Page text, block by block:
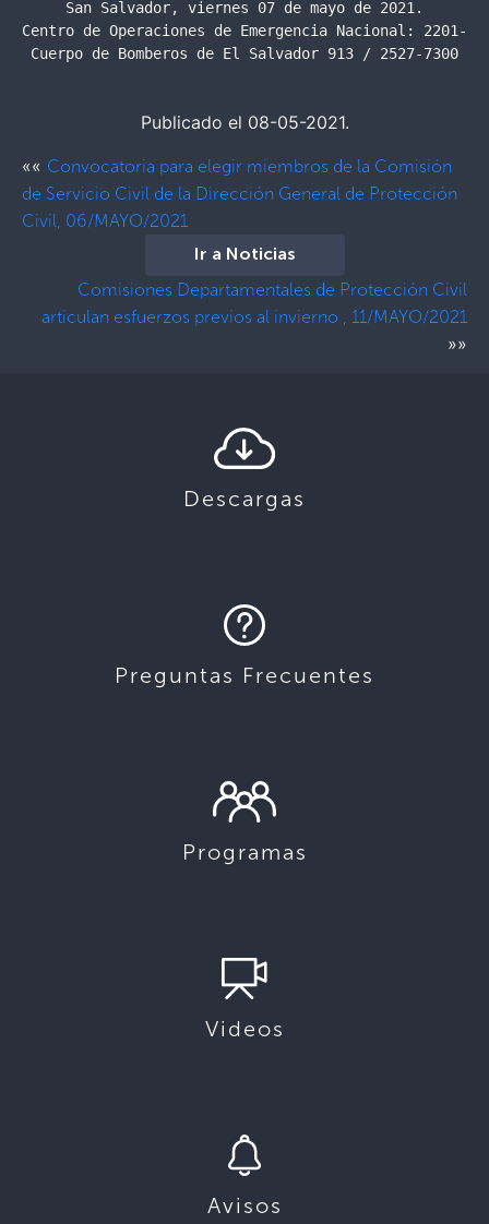
San Salvador, viernes 07 de mayo de 2021.
Centro de Operaciones de Emergencia Nacional: 2201-
Cuerpo de Bomberos de El Salvador 913 / 2527-7300
Publicado el 08-05-2021.
«« Convocatoria para elegir miembros de la Comisión
de Servicio Civil de la Dirección General de Protección
Civil, 06/MAYO/2021
Ir a Noticias
Comisiones Departamentales de Protección Civil
articulan esfuerzos previos al invierno , 11/MAYO/2021
»»
Descargas
Preguntas Frecuentes
Programas
Videos
Avisos